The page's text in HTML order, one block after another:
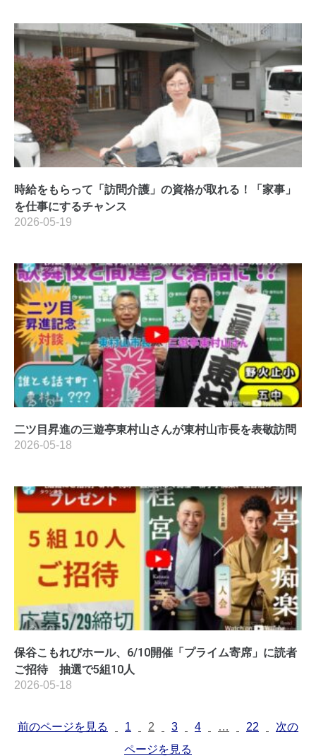
時給をもらって「訪問介護」の資格が取れる！「家事」
を仕事にするチャンス
2026-05-19
二ツ目昇進の三遊亭東村山さんが東村山市長を表敬訪問
2026-05-18
保谷こもれびホール、6/10開催「プライム寄席」に読者
ご招待 抽選で5組10人
2026-05-18
前のページを見る 1 2 3 4 … 22
次の
ページを見る